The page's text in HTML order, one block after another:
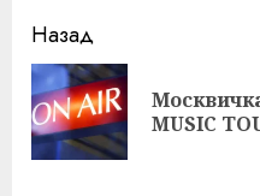
Навигация
записи
Назад
MUSIC